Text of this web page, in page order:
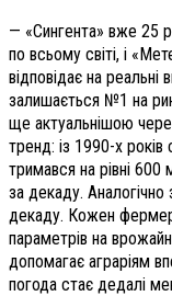
— «Сингента» вже 25
по всьому світі, і
відповідає на реальні
залишається №1 на
ще актуальнішою
тренд: із 1990-х років
тримався на рівні
за декаду.
декаду. Кожен фермер
параметрів на
допомагає аграріям
погода стає дедалі